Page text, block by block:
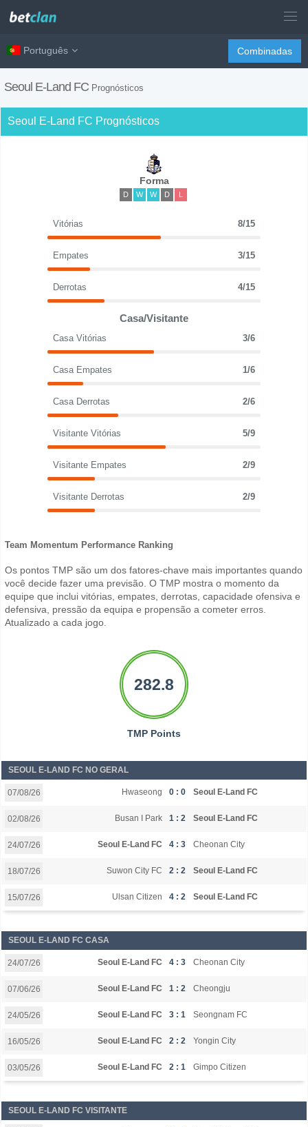
Português Combinadas
Seoul E-Land FC Prognósticos
Seoul E-Land FC Prognósticos
Forma
D W W D L
Vitórias 8/15
Empates 3/15
Derrotas 4/15
Casa/Visitante
Casa Vitórias 3/6
Casa Empates 1/6
Casa Derrotas 2/6
Visitante Vitórias 5/9
Visitante Empates 2/9
Visitante Derrotas 2/9
Team Momentum Performance Ranking
Os pontos TMP são um dos fatores-chave mais importantes quando
você decide fazer uma previsão. O TMP mostra o momento da
equipe que inclui vitórias, empates, derrotas, capacidade ofensiva e
defensiva, pressão da equipa e propensão a cometer erros.
Atualizado a cada jogo.
282.8
TMP Points
SEOUL E-LAND FC NO GERAL
07/08/26 Hwaseong 0 : 0 Seoul E-Land FC
02/08/26 Busan I Park 1 : 2 Seoul E-Land FC
24/07/26 Seoul E-Land FC 4 : 3 Cheonan City
18/07/26 Suwon City FC 2 : 2 Seoul E-Land FC
15/07/26 Ulsan Citizen 4 : 2 Seoul E-Land FC
SEOUL E-LAND FC CASA
24/07/26 Seoul E-Land FC 4 : 3 Cheonan City
07/06/26 Seoul E-Land FC 1 : 2 Cheongju
24/05/26 Seoul E-Land FC 3 : 1 Seongnam FC
16/05/26 Seoul E-Land FC 2 : 2 Yongin City
03/05/26 Seoul E-Land FC 2 : 1 Gimpo Citizen
SEOUL E-LAND FC VISITANTE